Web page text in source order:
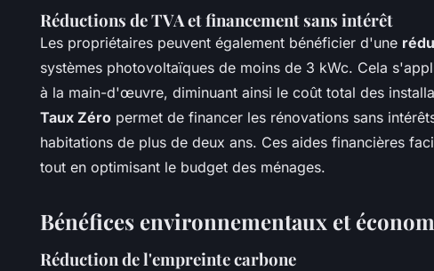
Réductions de TVA et financement sans intérêt
Les propriétaires peuvent également bénéficier d'une
systèmes photovoltaïques de moins de 3 kWc. Cela
à la main-d'œuvre, diminuant ainsi le coût total des
Taux Zéro permet de financer les rénovations sans
habitations de plus de deux ans. Ces aides financières
tout en optimisant le budget des ménages.
Bénéfices environnementaux et
Réduction de l'empreinte carbone